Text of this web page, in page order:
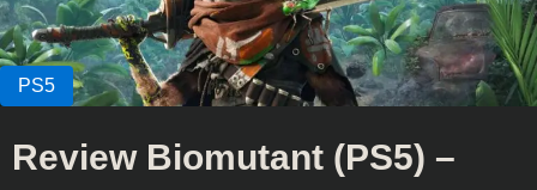
Review Biomutant (PS5) –